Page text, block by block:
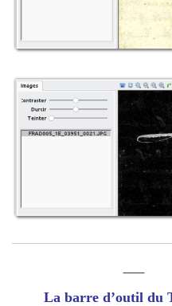
La barre d’outil du